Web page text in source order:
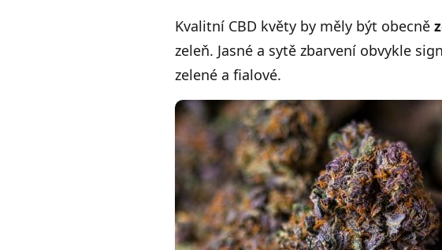
Kvalitní CBD květy by měly být obecně
zeleň. Jasné a sytě zbarvení obvykle
zelené a fialové.